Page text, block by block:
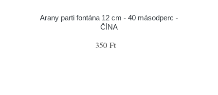
Arany parti fontána 12 cm - 40 másodperc -
ČÍNA
350 Ft